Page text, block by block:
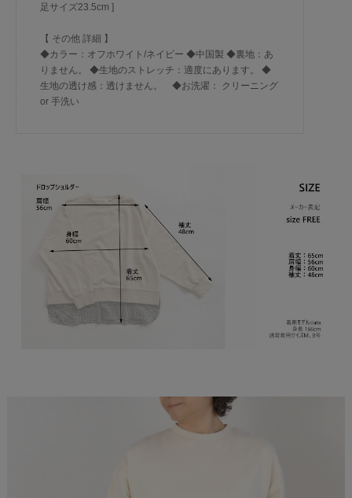
足サイズ23.5cm ]
【 その他 詳細 】
◆カラー：オフホワイト/ネイビー ◆中国製 ◆裏地：あ
りません。 ◆生地のストレッチ：適度にあります。 ◆
生地の透け感：透けません。 ◆お洗濯： クリーニング
or 手洗い